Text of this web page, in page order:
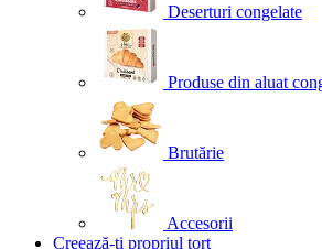
Deserturi congelate
Produse din aluat
Brutărie
Accesorii
Creează-ți propriul tort